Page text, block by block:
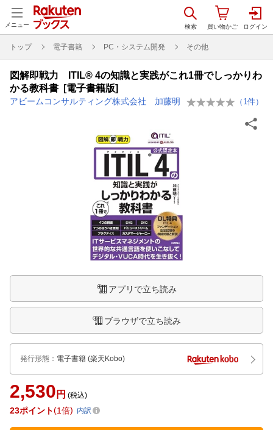
メニュー
トップ 電子書籍 PC・システム開発 その他
図解即戦力 ITIL® 4の知識と実践がこれ1冊でしっかりわ
かる教科書 [電子書籍版]
アビームコンサルティング株式会社 加藤明 （ 1件）
アプリで立ち読み
ブラウザで立ち読み
発行形態 ： 電子書籍 (楽天Kobo)
2,530 円 (税込)
23ポイント 1倍 内訳